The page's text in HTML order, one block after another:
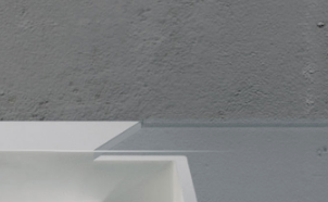
PIATTI DOCCIA